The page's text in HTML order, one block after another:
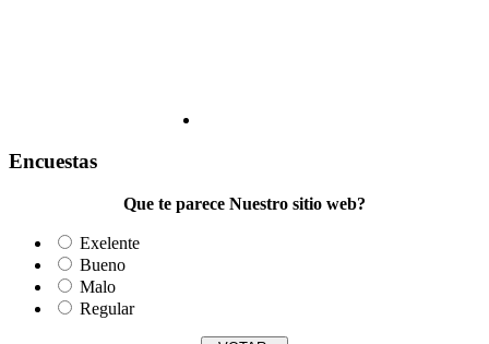
Encuestas
Que te parece Nuestro sitio web?
Exelente
Bueno
Malo
Regular